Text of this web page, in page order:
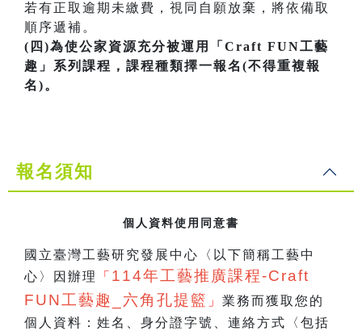
若有正取逾期未繳費，視同自願放棄，將依備取
順序遞補。
(四)為使公家資源充分被運用「Craft FUN工藝
趣」系列課程，課程種類擇一報名(不得重複報
名)。
報名須知
個人資料使用同意書
國立臺灣工藝研究發展中心〈以下簡稱工藝中
心〉因辦理
「 114年工藝推廣課程-Craft
FUN工藝趣_ 六角孔提籃 」 業務而獲取您的
個人資料：姓名、身分證字號、連絡方式〈包括